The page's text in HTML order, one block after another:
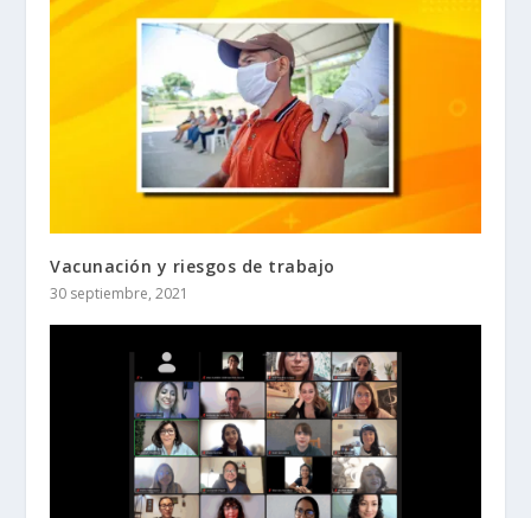
Vacunación y riesgos de trabajo
30 septiembre, 2021